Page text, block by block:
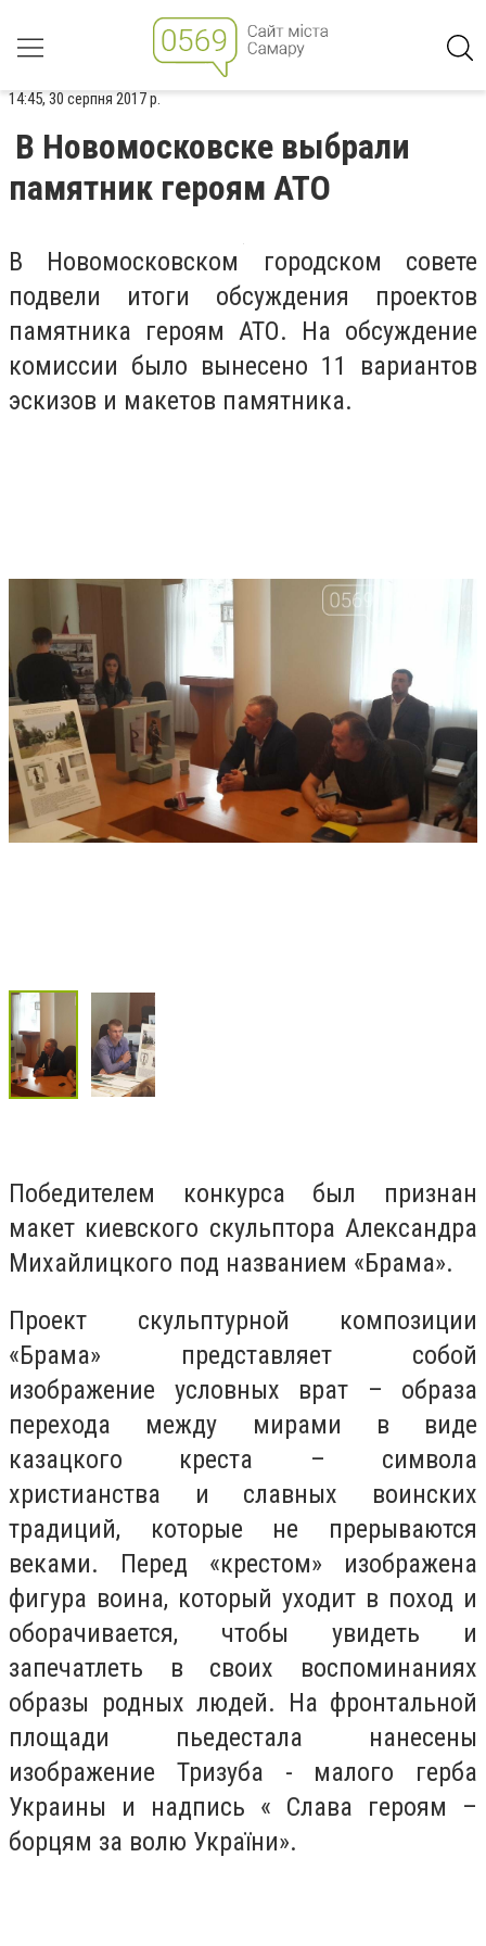
14:45, 30 серпня 2017 р.
В Новомосковске выбрали
памятник героям АТО
В Новомосковском городском совете
подвели итоги обсуждения проектов
памятника героям АТО. На обсуждение
комиссии было вынесено 11 вариантов
эскизов и макетов памятника.
Победителем конкурса был признан
макет киевского скульптора Александра
Михайлицкого под названием «Брама».
Проект скульптурной композиции
«Брама» представляет собой
изображение условных врат – образа
перехода между мирами в виде
казацкого креста – символа
христианства и славных воинских
традиций, которые не прерываются
веками. Перед «крестом» изображена
фигура воина, который уходит в поход и
оборачивается, чтобы увидеть и
запечатлеть в своих воспоминаниях
образы родных людей. На фронтальной
площади пьедестала нанесены
изображение Тризуба - малого герба
Украины и надпись « Слава героям –
борцям за волю України».